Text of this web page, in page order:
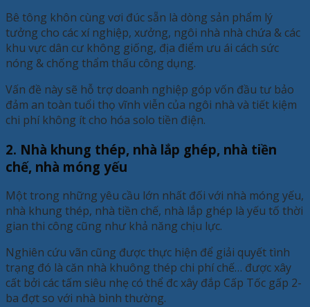
Bê tông khôn cùng vơi đúc sẵn là dòng sản phẩm lý
tưởng cho các xí nghiệp, xưởng, ngôi nhà nhà chứa & các
khu vực dân cư không giống, địa điểm ưu ái cách sức
nóng & chống thẩm thấu công dụng.
Vấn đề này sẽ hỗ trợ doanh nghiệp góp vốn đầu tư bảo
đảm an toàn tuổi thọ vĩnh viễn của ngôi nhà và tiết kiệm
chi phí không ít cho hóa solo tiền điện.
2. Nhà khung thép, nhà lắp ghép, nhà tiền
chế, nhà móng yếu
Một trong những yêu cầu lớn nhất đối với nhà móng yếu,
nhà khung thép, nhà tiền chế, nhà lắp ghép là yếu tố thời
gian thi công cũng như khả năng chịu lực.
Nghiên cứu vãn cũng được thực hiện để giải quyết tình
trạng đó là căn nhà khuông thép chi phí chế… được xây
cất bởi các tấm siêu nhẹ có thể đc xây đắp Cấp Tốc gấp 2-
ba đợt so với nhà bình thường.